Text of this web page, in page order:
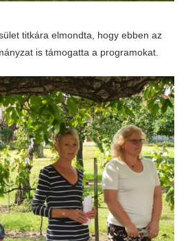
titkára elmondta, hogy ebben az
is támogatta a programokat.